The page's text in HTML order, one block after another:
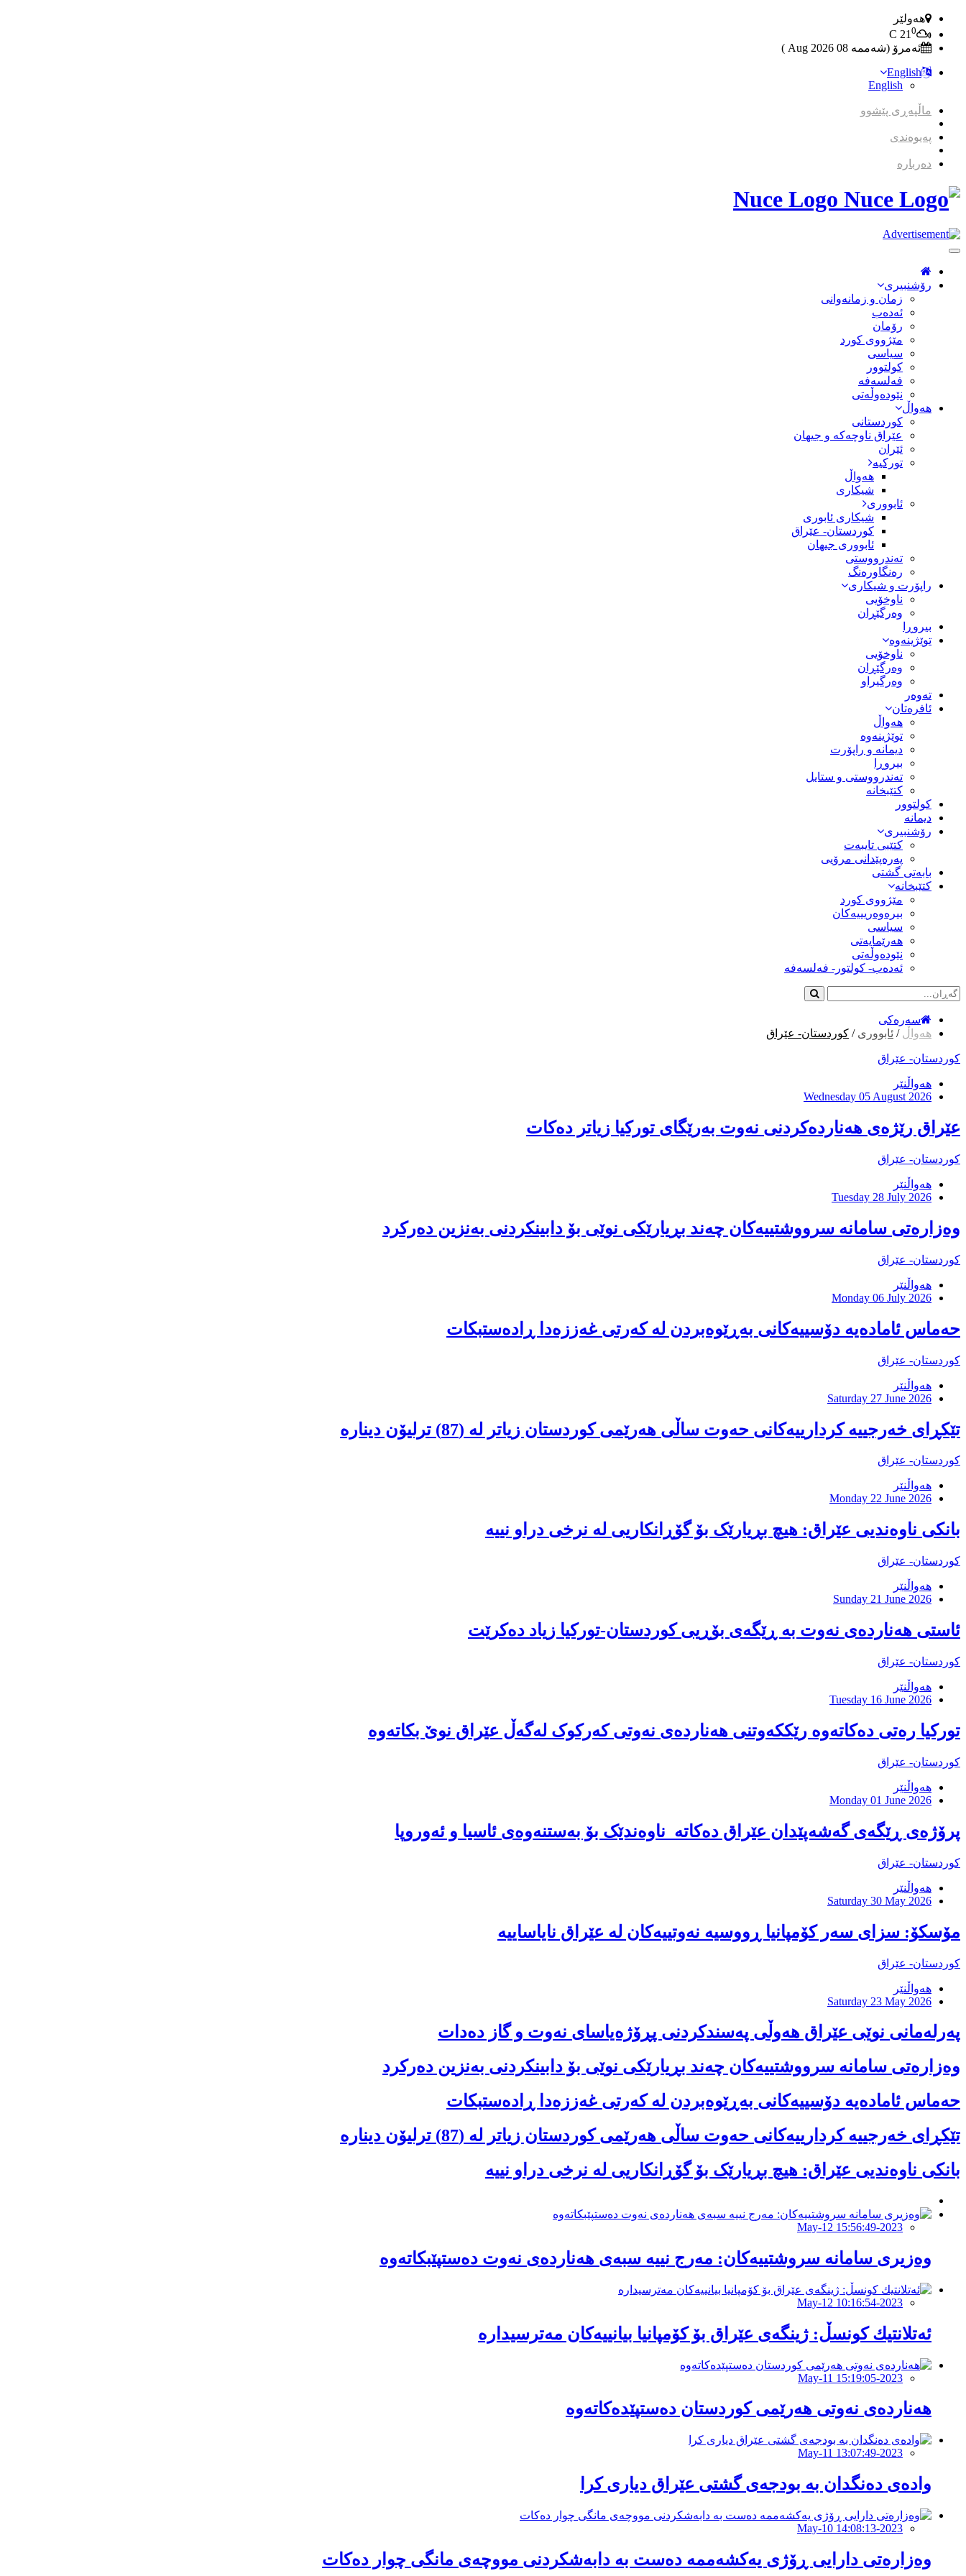
هەولێر
21 0
ئەمرۆ (شەممە 08 2026 Aug )
English
English
ماڵپەڕی پێشوو
پەیوەندی
دەربارە
Nuce Logo
Toggle
Navigation
رۆشنبیری
زمان و زمانه‌وانی
ئەدەب
رۆمان
مێژووى کورد
سیاسى
کولتوور
فەلسەفە
نێودەوڵەتی
هەواڵ
کوردستانی
عێراق ناوچەکە و جیهان
ئێران
تورکیە
هەواڵ
شیکاری
ئابووری
شیکاری ئابوری
کوردستان- عێراق
ئابووری جیهان
تەندرووستی
رەنگاورەنگ
راپۆرت و شیکاری
ناوخۆیی
وەرگێڕان
بیروڕا
توێژینەوە
ناوخۆیی
وەرگێڕان
وەرگیراو
تەوەر
ئافرەتان
هەواڵ
توێژینەوە
دیمانە و راپۆرت
بیروڕا
تەندرووستی و ستایل
کتێبخانە
کولتوور
دیمانە
رۆشنبیری
کتێبی تایبەت
پەرەپێدانی مرۆیی
بابەتی گشتی
کتێبخانە
مێژووى کورد
بیرەوەریییەکان
سیاسى
هەرێمایەتی
نێودەوڵەتی
ئەدەب- کولتور- فەلسەفە
سەرەکی
هەواڵ / ئابووری / کوردستان- عێراق
کوردستان- عێراق
هەواڵنێر
Wednesday 05 August 2026
عێراق رێژەی هەناردەکردنی نەوت بەرێگای تورکیا زیاتر دەکات
کوردستان- عێراق
هەواڵنێر
Tuesday 28 July 2026
وەزارەتی سامانە سرووشتییەکان چەند بڕیارێکی نوێی بۆ دابینکردنی بەنزین دەرکرد
کوردستان- عێراق
هەواڵنێر
Monday 06 July 2026
حەماس ئامادەیە دۆسییەکانی بەڕێوەبردن لە کەرتی غەززەدا ڕادەستبکات
کوردستان- عێراق
هەواڵنێر
Saturday 27 June 2026
تێکڕای خەرجییە کردارییەکانی حەوت ساڵی هەرێمی کوردستان زیاتر لە (87) ترلیۆن دینارە
کوردستان- عێراق
هەواڵنێر
Monday 22 June 2026
بانکى ناوەندیى عێراق: هیچ بڕیارێک بۆ گۆڕانکاریى لە نرخى دراو نییە
کوردستان- عێراق
هەواڵنێر
Sunday 21 June 2026
ئاستی هەناردەی نەوت بە ڕێگەی بۆڕیی کوردستان-تورکیا زیاد دەکرێت
کوردستان- عێراق
هەواڵنێر
Tuesday 16 June 2026
تورکیا رەتى دەکاتەوە رێککەوتنى هەناردەى نەوتى کەرکوک لەگەڵ عێراق نوێ بکاتەوە
کوردستان- عێراق
هەواڵنێر
Monday 01 June 2026
پرۆژەی ڕێگەی گەشەپێدان عێراق دەکاتە ناوەندێک بۆ بەستنەوەی ئاسیا و ئەوروپا
کوردستان- عێراق
هەواڵنێر
Saturday 30 May 2026
مۆسكۆ: سزای سەر کۆمپانیا ڕووسیە نەوتییەکان لە عێراق نایاساییە
کوردستان- عێراق
هەواڵنێر
Saturday 23 May 2026
پەرلەمانی نوێی عێراق هەوڵی پەسندكردنی پڕۆژەیاسای نەوت و گاز دەدات
وەزارەتی سامانە سرووشتییەکان چەند بڕیارێکی نوێی بۆ دابینکردنی بەنزین دەرکرد
حەماس ئامادەیە دۆسییەکانی بەڕێوەبردن لە کەرتی غەززەدا ڕادەستبکات
تێکڕای خەرجییە کردارییەکانی حەوت ساڵی هەرێمی کوردستان زیاتر لە (87) ترلیۆن دینارە
بانکى ناوەندیى عێراق: هیچ بڕیارێک بۆ گۆڕانکاریى لە نرخى دراو نییە
2023-May-12 15:56:49
وەزیری سامانە سروشتیيەكان: مەرج نییە سبەی هەناردەی نەوت دەستپێبكاتەوە
2023-May-12 10:16:54
ئەتلانتیك كونسڵ: ژینگەی عێراق بۆ كۆمپانیا بیانییەكان مەترسیدارە
2023-May-11 15:19:05
هەناردەی نەوتی هەرێمی كوردستان دەستپێدەكاتەوە
2023-May-11 13:07:49
وادەی دەنگدان بە بودجەی گشتی عێراق دیاری كرا
2023-May-10 14:08:13
وەزارەتى دارایى ڕۆژى یەکشەممە دەست بە دابەشکردنى مووچەى مانگى چوار دەکات